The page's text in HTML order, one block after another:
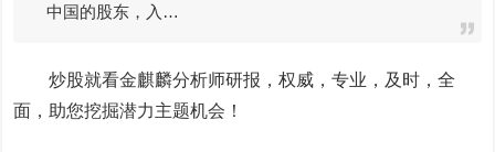
中国的股东，入…
炒股就看金麒麟分析师研报，权威，专业，及时，全
面，助您挖掘潜力主题机会！